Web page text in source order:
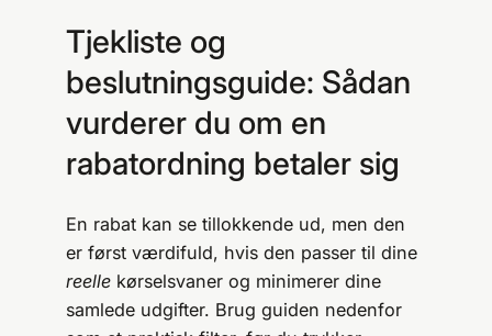
Tjekliste og
beslutningsguide: Sådan
vurderer du om en
rabatordning betaler sig
En rabat kan se tillokkende ud, men den
er først værdifuld, hvis den passer til dine
reelle kørselsvaner og minimerer dine
samlede udgifter. Brug guiden nedenfor